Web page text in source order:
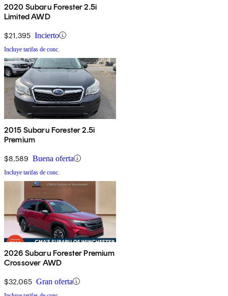
2020 Subaru Forester 2.5i
Limited AWD
$21,395 Incierto
Incluye tarifas de conc.
2015 Subaru Forester 2.5i
Premium
$8,589 Buena oferta
Incluye tarifas de conc.
2026 Subaru Forester Premium
Crossover AWD
$32,065 Gran oferta